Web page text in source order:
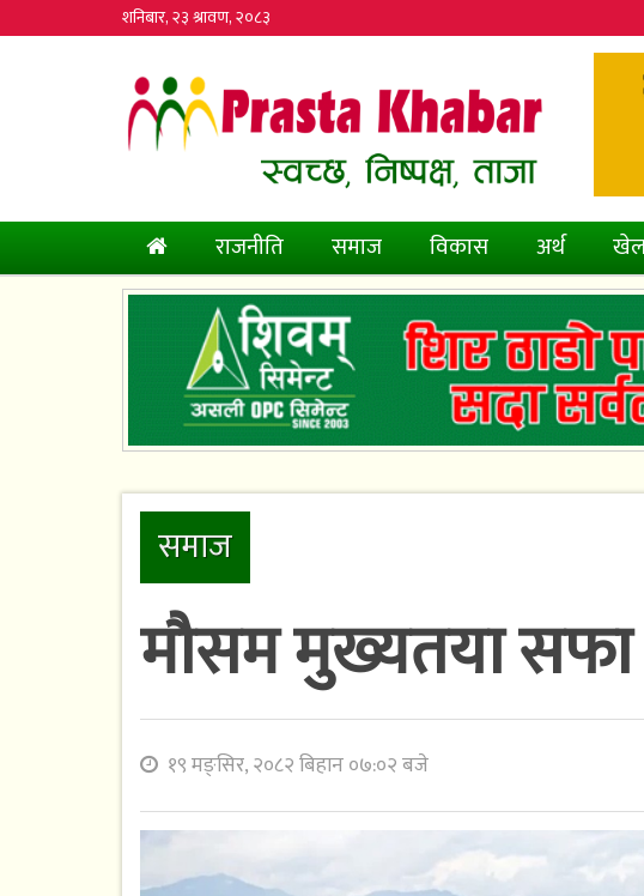
शनिबार, २३ श्रावण, २०८३
(current)
राजनीति समाज विकास अर्थ
समाज
मौसम मुख्यतया
१९ मङ्सिर, २०८२ बिहान ०७:०२ बजे